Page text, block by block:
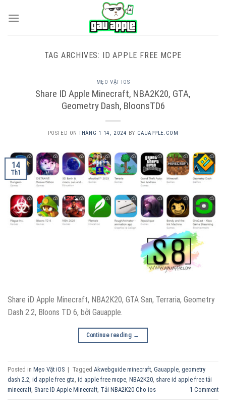
TAG ARCHIVES: ID APPLE FREE MCPE
MẸO VẶT IOS
Share ID Apple Minecraft, NBA2K20, GTA,
Geometry Dash, BloonsTD6
POSTED ONTHÁNG 1 14, 2024 BY GAUAPPLE.COM
14
Th1
Share iD Apple Minecraft, NBA2K20, GTA San, Terraria, Geometry
Dash 2.2, Bloons TD 6, bởi Gauapple.
Continue reading →
Posted in Mẹo Vặt iOS | Tagged Akwebguide minecraft, Gauapple, geometry
dash 2.2, id apple free gta, id apple free mcpe, NBA2K20, share id apple free tải
minecraft, Share ID Apple Minecraft, Tải NBA2K20 Cho ios 1 Comment